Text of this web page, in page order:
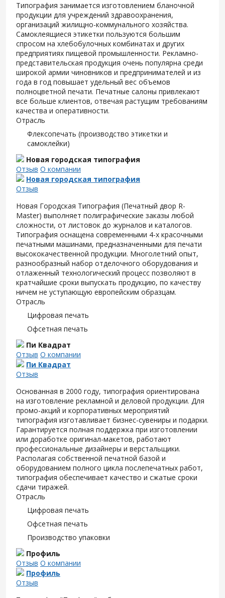
Типография занимается изготовлением бланочной
продукции для учреждений здравоохранения,
организаций жилищно-коммунального хозяйства.
Самоклеящиеся этикетки пользуются большим
спросом на хлебобулочных комбинатах и других
предприятиях пищевой промышленности. Рекламно-
представительская продукция очень популярна среди
широкой армии чиновников и предпринимателей и из
года в год повышает удельный вес объемов
полноцветной печати. Печатные салоны привлекают
все больше клиентов, отвечая растущим требованиям
качества и оперативности.
Отрасль
Флексопечать (производство этикетки и
самоклейки)
Новая городская типография
Отзыв О компании
Новая городская типография
Отзыв
Новая Городская Типография (Печатный двор R-
Master) выполняет полиграфические заказы любой
сложности, от листовок до журналов и каталогов.
Типография оснащена современными 4-х красочными
печатными машинами, предназначенными для печати
высококачественной продукции. Многолетний опыт,
разнообразный набор отделочного оборудования и
отлаженный технологический процесс позволяют в
кратчайшие сроки выпускать продукцию, по качеству
ничем не уступающую европейским образцам.
Отрасль
Цифровая печать
Офсетная печать
Пи Квадрат
Отзыв О компании
Пи Квадрат
Отзыв
Основанная в 2000 году, типография ориентирована
на изготовление рекламной и деловой продукции. Для
промо-акций и корпоративных мероприятий
типография изготавливает бизнес-сувениры и подарки.
Гарантируется полная поддержка при изготовлении
или доработке оригинал-макетов, работают
профессиональные дизайнеры и верстальщики.
Располагая собственной печатной базой и
оборудованием полного цикла послепечатных работ,
типография обеспечивает качество и сжатые сроки
сдачи тиражей.
Отрасль
Цифровая печать
Офсетная печать
Производство упаковки
Профиль
Отзыв О компании
Профиль
Отзыв